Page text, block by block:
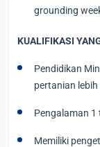
grounding
KUALIFIKASI
Pendidikan
pertanian
Pengalaman
Memiliki